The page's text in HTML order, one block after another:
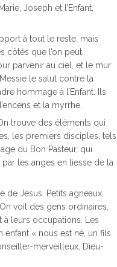
Joseph et l’Enfant,
à tout le reste, mais
côtés que l’on peut
parvenir au ciel, et le mur
le salut contre la
hommage à l’Enfant. Ils
et la myrrhe.
trouve des éléments qui
les premiers disciples, tels
du Bon Pasteur, qui
les anges en liesse de la
de Jésus. Petits agneaux,
voit des gens ordinaires,
leurs occupations. Les
« nous est né, un fils
merveilleux, Dieu-